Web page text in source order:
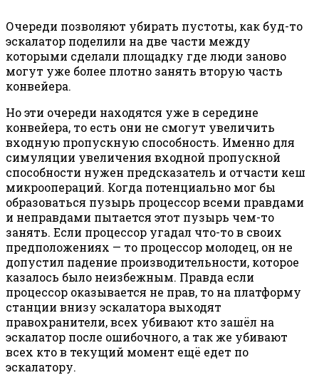
Очереди позволяют убирать пустоты, как буд-то
эскалатор поделили на две части между
которыми сделали площадку где люди заново
могут уже более плотно занять вторую часть
конвейера.
Но эти очереди находятся уже в середине
конвейера, то есть они не смогут увеличить
входную пропускную способность. Именно для
симуляции увеличения входной пропускной
способности нужен предсказатель и отчасти кеш
микроопераций. Когда потенциально мог бы
образоваться пузырь процессор всеми правдами
и неправдами пытается этот пузырь чем-то
занять. Если процессор угадал что-то в своих
предположениях — то процессор молодец, он не
допустил падение производительности, которое
казалось было неизбежным. Правда если
процессор оказывается не прав, то на платформу
станции внизу эскалатора выходят
правохранители, всех убивают кто зашёл на
эскалатор после ошибочного, а так же убивают
всех кто в текущий момент ещё едет по
эскалатору.